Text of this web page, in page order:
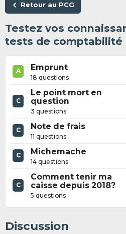
Retour au PCG
Testez vos
tests de comptabilité
A Emprunt
18 questions
C
Le point mort en
question
3 questions
C Note de frais
11 questions
C Michemache
14 questions
C
Comment tenir ma
caisse depuis 2018?
5 questions
Discussion